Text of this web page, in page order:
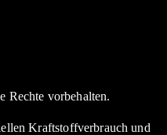
vorbehalten.
Kraftstoffverbrauch und